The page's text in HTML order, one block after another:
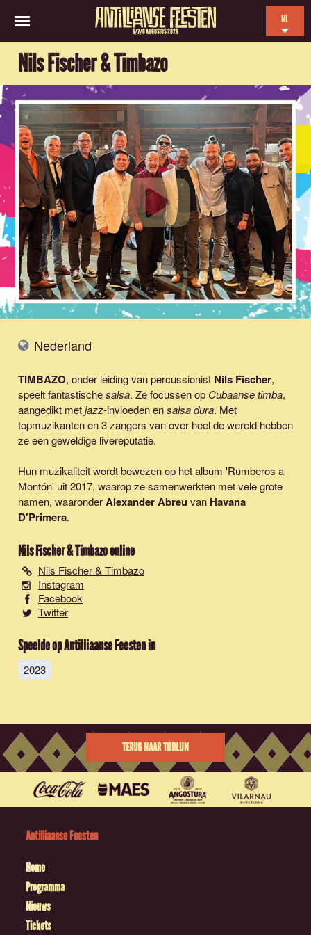
6/7/8 AUGUSTUS 2026
NL
FR
Nils Fischer & Timbazo
Nederland
TIMBAZO, onder leiding van percussionist Nils Fischer,
speelt fantastischesalsa. Ze focussen op Cubaanse timba,
aangedikt metjazz-invloeden ensalsa dura. Met
topmuzikanten en 3 zangers van over heel de wereld hebben
ze een geweldige livereputatie.
Hun muzikaliteit wordt bewezen op het album 'Rumberos a
Montón' uit 2017, waarop ze samenwerkten met vele grote
namen, waaronderAlexander Abreu van Havana
D'Primera.
Nils Fischer & Timbazoonline
Nils Fischer & Timbazo
Instagram
Facebook
Twitter
Speelde op Antilliaanse Feesten in
2023
TERUG NAAR TIJDLIJN
Antilliaanse Feesten
Home
Programma
Nieuws
Tickets